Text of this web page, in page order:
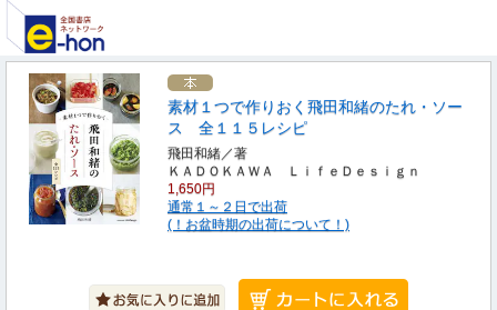
素材１つで作りおく飛田和緒のたれ・ソー
ス 全１１５レシピ
飛田和緒／著
ＫＡＤＯＫＡＷＡ ＬｉｆｅＤｅｓｉｇｎ
1,650円
通常１～２日で出荷
(！お盆時期の出荷について！)